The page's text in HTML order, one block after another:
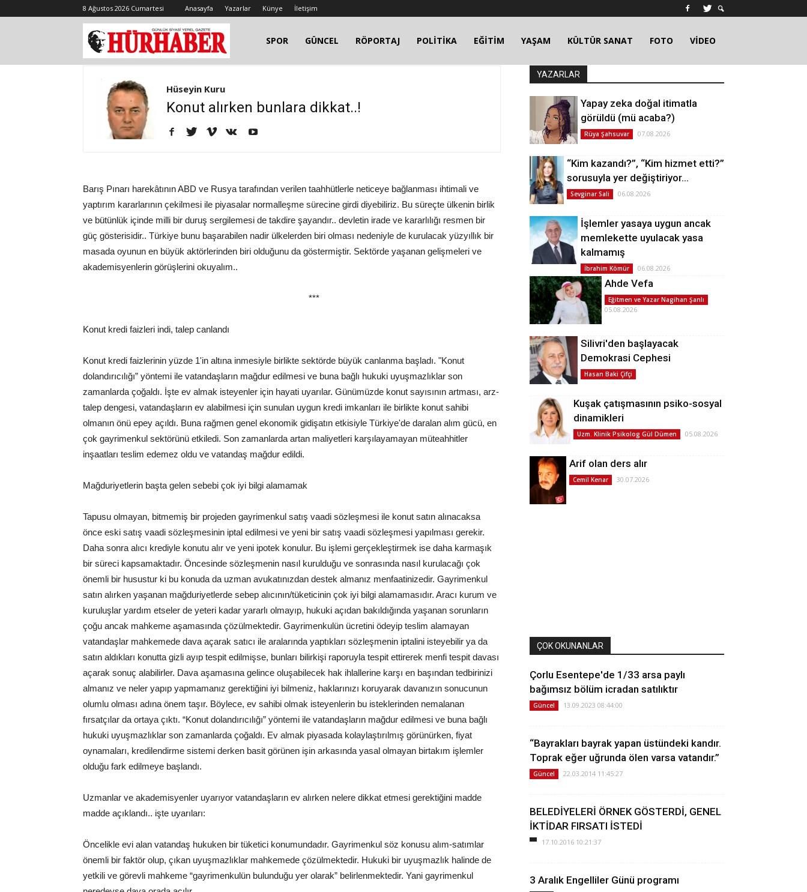
8 Ağustos 2026 Cumartesi Anasayfa Yazarlar Künye İletişim
SPOR GÜNCEL RÖPORTAJ POLİTİKA EĞİTİM YAŞAM KÜLTÜR SANAT FOTO VİDEO
Hüseyin Kuru
Konut alırken bunlara dikkat..!
Barış Pınarı harekâtının ABD ve Rusya tarafından verilen taahhütlerle neticeye bağlanması ihtimali ve
yaptırım kararlarının çekilmesi ile piyasalar normalleşme sürecine girdi diyebiliriz. Bu süreçte ülkenin birlik
ve bütünlük içinde milli bir duruş sergilemesi de takdire şayandır.. devletin irade ve kararlılığı resmen bir
güç gösterisidir.. Türkiye bunu başarabilen nadir ülkelerden biri olması nedeniyle de kurulacak yüzyıllık bir
masada oyunun en büyük aktörlerinden biri olduğunu da göstermiştir. Sektörde yaşanan gelişmeleri ve
akademisyenlerin görüşlerini okuyalım..
***
Konut kredi faizleri indi, talep canlandı
Konut kredi faizlerinin yüzde 1'in altına inmesiyle birlikte sektörde büyük canlanma başladı. "Konut
dolandırıcılığı” yöntemi ile vatandaşların mağdur edilmesi ve buna bağlı hukuki uyuşmazlıklar son
zamanlarda çoğaldı. İşte ev almak isteyenler için hayati uyarılar. Günümüzde konut sayısının artması, arz-
talep dengesi, vatandaşların ev alabilmesi için sunulan uygun kredi imkanları ile birlikte konut sahibi
olmanın önü epey açıldı. Buna rağmen genel ekonomik gidişatın etkisiyle Türkiye'de daralan alım gücü, en
çok gayrimenkul sektörünü etkiledi. Son zamanlarda artan maliyetleri karşılayamayan müteahhitler
inşaatları teslim edemez oldu ve vatandaş mağdur edildi.
Mağduriyetlerin başta gelen sebebi çok iyi bilgi alamamak
Tapusu olmayan, bitmemiş bir projeden gayrimenkul satış vaadi sözleşmesi ile konut satın alınacaksa
önce eski satış vaadi sözleşmesinin iptal edilmesi ve yeni bir satış vaadi sözleşmesi yapılması gerekir.
Daha sonra alıcı krediyle konutu alır ve yeni ipotek konulur. Bu işlemi gerçekleştirmek ise daha karmaşık
bir süreci kapsamaktadır. Öncesinde sözleşmenin nasıl kurulduğu ve sonrasında nasıl kurulacağı çok
önemli bir husustur ki bu konuda da uzman avukatınızdan destek almanız menfaatinizedir. Gayrimenkul
satın alırken yaşanan mağduriyetlerde sebep alıcının/tüketicinin çok iyi bilgi alamamasıdır. Aracı kurum ve
kuruluşlar yardım etseler de yeteri kadar yararlı olmayıp, hukuki açıdan bakıldığında yaşanan sorunların
çoğu ancak mahkeme aşamasında çözülmektedir. Gayrimenkulün ücretini ödeyip teslim alamayan
vatandaşlar mahkemede dava açarak satıcı ile aralarında yaptıkları sözleşmenin iptalini isteyebilir ya da
satın aldıkları konutta gizli ayıp tespit edilmişse, bunları bilirkişi raporuyla tespit ettirerek menfi tespit davası
açarak sonuç alabilirler. Dava aşamasına gelince oluşabilecek hak ihlallerine karşı en başından tedbirinizi
almanız ve neler yapıp yapmamanız gerektiğini iyi bilmeniz, haklarınızı koruyarak davanızın sonucunun
olumlu olması adına önem taşır. Böylece, ev sahibi olmak isteyenlerin bu isteklerinden nemalanan
fırsatçılar da ortaya çıktı. “Konut dolandırıcılığı” yöntemi ile vatandaşların mağdur edilmesi ve buna bağlı
hukuki uyuşmazlıklar son zamanlarda çoğaldı. Ev almak piyasada kolaylaştırılmış görünürken, fiyat
oynamaları, kredilendirme sistemi derken basit görünen işin arkasında yasal olmayan birtakım işlemler
olduğu fark edilmeye başlandı.
Uzmanlar ve akademisyenler uyarıyor vatandaşların ev alırken nelere dikkat etmesi gerektiğini madde
madde açıklandı.. işte uyarıları:
Öncelikle evi alan vatandaş hukuken bir tüketici konumundadır. Gayrimenkul söz konusu alım-satımlar
önemli bir faktör olup, çıkan uyuşmazlıklar mahkemede çözülmektedir. Hukuki bir uyuşmazlık halinde de
yetkili ve görevli mahkeme “gayrimenkulün bulunduğu yer olarak” belirlenmektedir. Yani gayrimenkul
YAZARLAR
Yapay zeka doğal itimatla
görüldü (mü acaba?)
Rüya Şahsuvar 07.08.2026
“Kim kazandı?”, “Kim hizmet etti?”
sorusuyla yer değiştiriyor…
Sevginar Sali 06.08.2026
İşlemler yasaya uygun ancak
memlekette uyulacak yasa
kalmamış
İbrahim Kömür 06.08.2026
Ahde Vefa
Eğitmen ve Yazar Nagihan Şanlı
05.08.2026
Silivri'den başlayacak
Demokrasi Cephesi
Hasan Baki Çifçi
Kuşak çatışmasının psiko-sosyal
dinamikleri
Uzm. Klinik Psikolog Gül Dümen 05.08.2026
Arif olan ders alır
Cemil Kenar 30.07.2026
ÇOK OKUNANLAR
Çorlu Esentepe'de 1/33 arsa paylı
bağımsız bölüm icradan satılıktır
Güncel 13.09.2023 08:44:00
“Bayrakları bayrak yapan üstündeki kandır.
Toprak eğer uğrunda ölen varsa vatandır.”
Güncel 22.03.2014 11:45:27
BELEDİYELERİ ÖRNEK GÖSTERDİ, GENEL
İKTİDAR FIRSATI İSTEDİ
17.10.2016 10:21:37
3 Aralık Engelliler Günü programı